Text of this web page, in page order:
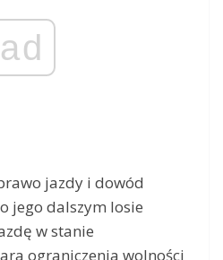
ad
jazdy i dowód
jego dalszym losie
w stanie
ograniczenia wolności